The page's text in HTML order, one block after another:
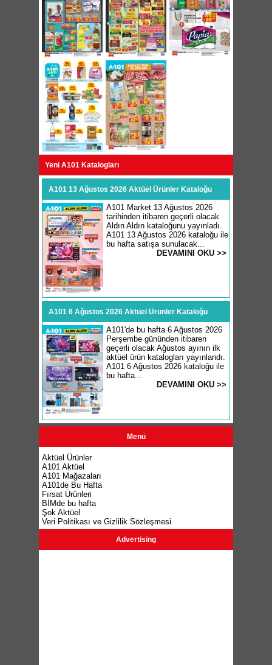
Yeni A101 Katalogları
A101 13 Ağustos 2026 Aktüel Ürünler Kataloğu
A101 Market 13 Ağustos 2026
tarihinden itibaren geçerli olacak
Aldın Aldın kataloğunu yayınladı.
A101 13 Ağustos 2026 kataloğu ile
bu hafta satışa sunulacak...
DEVAMINI OKU >>
A101 6 Ağustos 2026 Aktüel Ürünler Kataloğu
A101'de bu hafta 6 Ağustos 2026
Perşembe gününden itibaren
geçerli olacak Ağustos ayının ilk
aktüel ürün katalogları yayınlandı.
A101 6 Ağustos 2026 kataloğu ile
bu hafta...
DEVAMINI OKU >>
Menü
Aktüel Ürünler
A101 Aktüel
A101 Mağazaları
A101de Bu Hafta
Fırsat Ürünleri
BİMde bu hafta
Şok Aktüel
Veri Politikası ve Gizlilik Sözleşmesi
Advertising